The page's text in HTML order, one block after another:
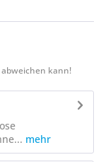
kann!
mehr